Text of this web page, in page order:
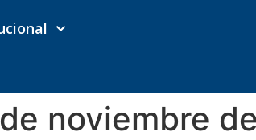
noviembre